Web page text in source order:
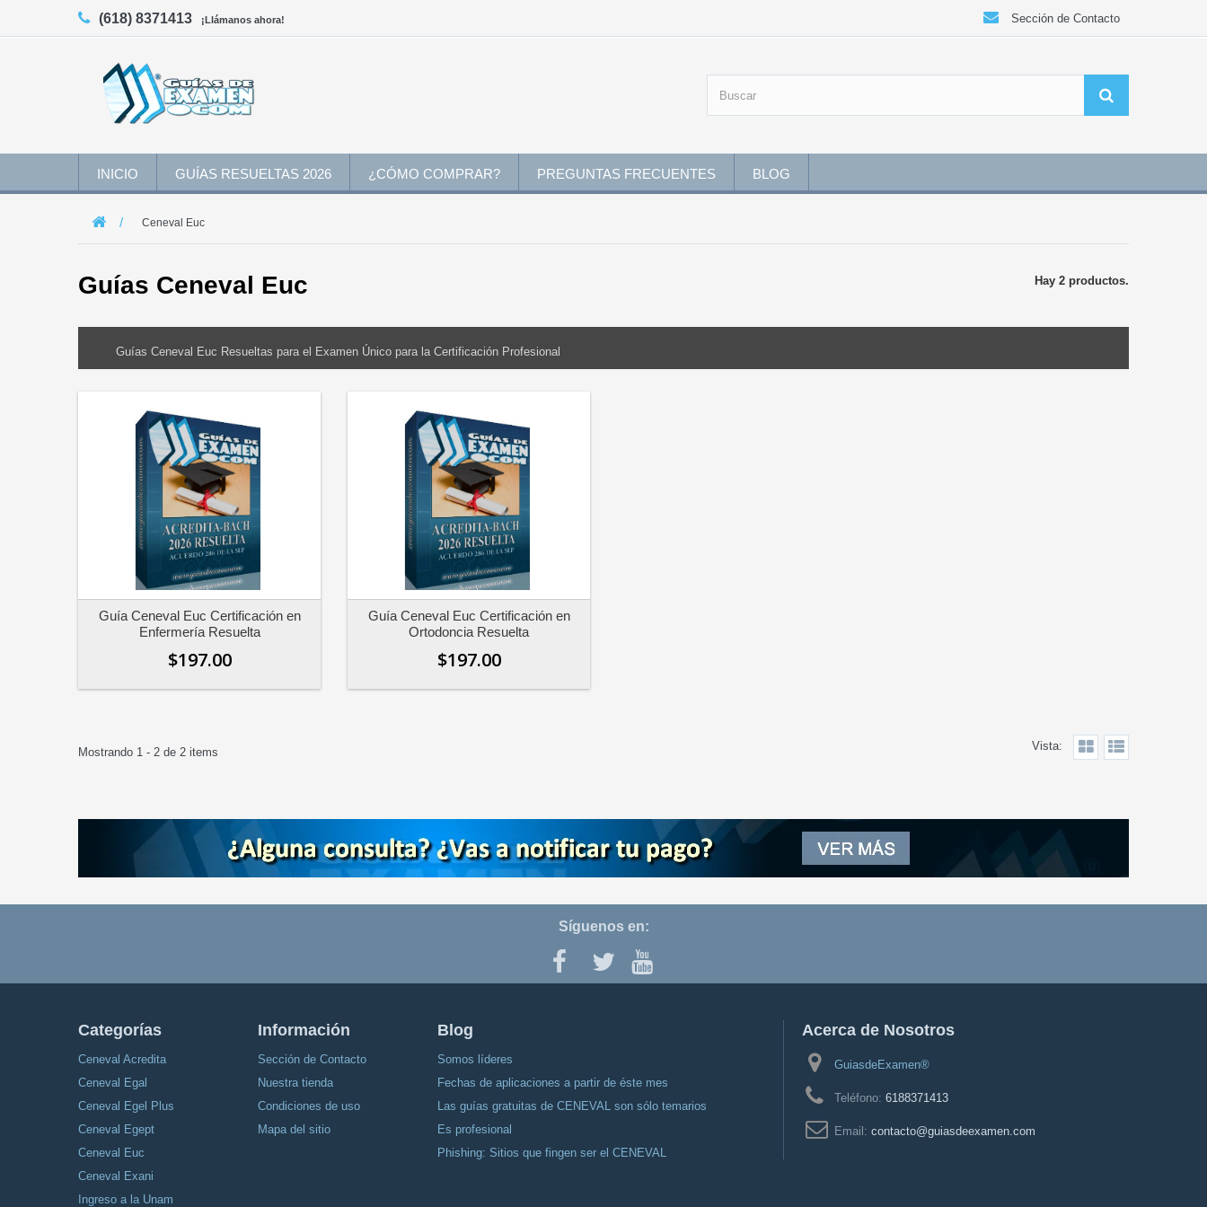
Sección de Contacto
(618) 8371413 ¡Llámanos ahora!
INICIO GUÍAS RESUELTAS 2026 ¿CÓMO COMPRAR? PREGUNTAS FRECUENTES BLOG
Ceneval Euc
Guías Ceneval Euc Hay 2 productos.
Guías Ceneval Euc Resueltas para el Examen Único para la Certificación Profesional
Guía Ceneval Euc Certificación en
Enfermería Resuelta
$197.00
Guía Ceneval Euc Certificación en
Ortodoncia Resuelta
$197.00
Mostrando 1 - 2 de 2 items Vista:
Síguenos en:
Categorías
Ceneval Acredita
Ceneval Egal
Ceneval Egel Plus
Ceneval Egept
Ceneval Euc
Ceneval Exani
Ingreso a la Unam
Información
Sección de Contacto
Nuestra tienda
Condiciones de uso
Mapa del sitio
Blog
Somos líderes
Fechas de aplicaciones a partir de éste mes
Las guías gratuitas de CENEVAL son sólo temarios
Es profesional
Phishing: Sitios que fingen ser el CENEVAL
Acerca de Nosotros
GuiasdeExamen®
Teléfono: 6188371413
Email: contacto@guiasdeexamen.com